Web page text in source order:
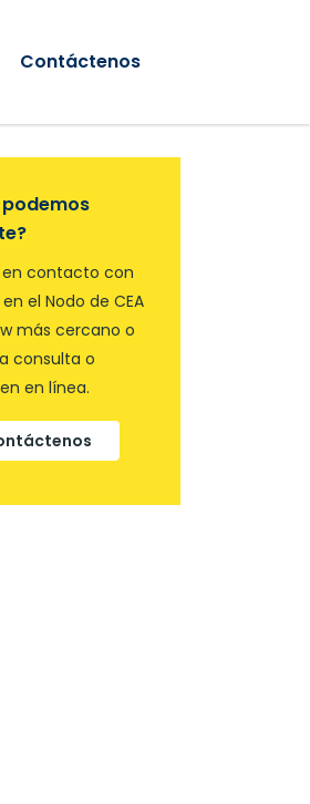
Contáctenos
en contacto con
el Nodo de CEA
más cercano o
consulta o
en línea.